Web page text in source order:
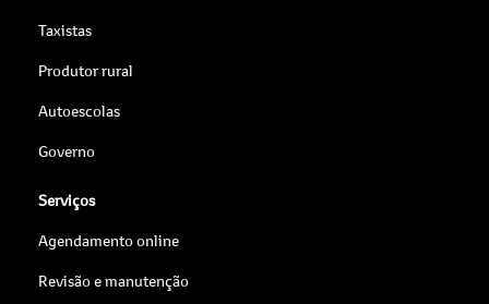
Taxistas
Produtor rural
Autoescolas
Governo
Serviços
Agendamento online
Revisão e manutenção